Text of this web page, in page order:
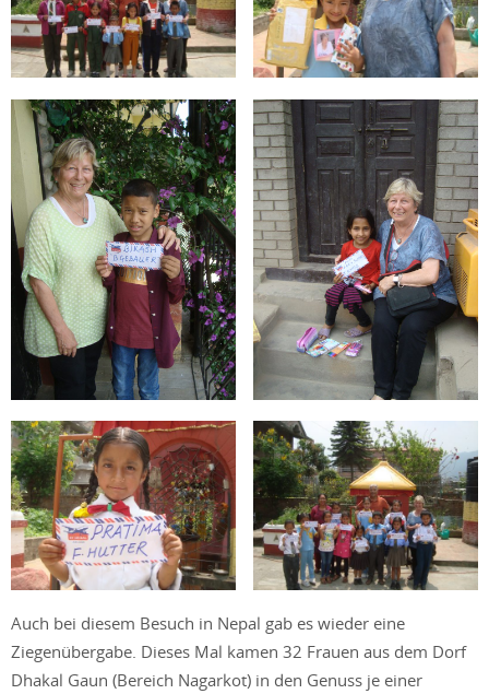
Auch bei diesem Besuch in Nepal gab es wieder eine
Ziegenübergabe. Dieses Mal kamen 32 Frauen aus dem Dorf
Dhakal Gaun (Bereich Nagarkot) in den Genuss je einer